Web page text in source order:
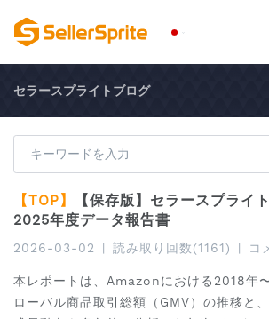
セラースプライトブログ
【TOP】
【保存版】セラースプライ
2025年度データ報告書
2026-03-02 読み取り回数(1161) コ
本レポートは、Amazonにおける2018年
ローバル商品取引総額（GMV）の推移と